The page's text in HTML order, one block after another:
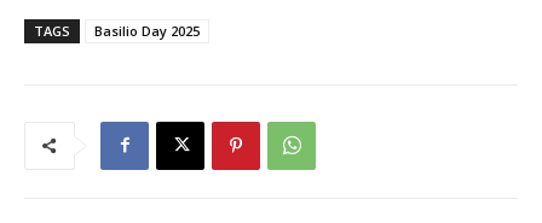
TAGS Basilio Day 2025